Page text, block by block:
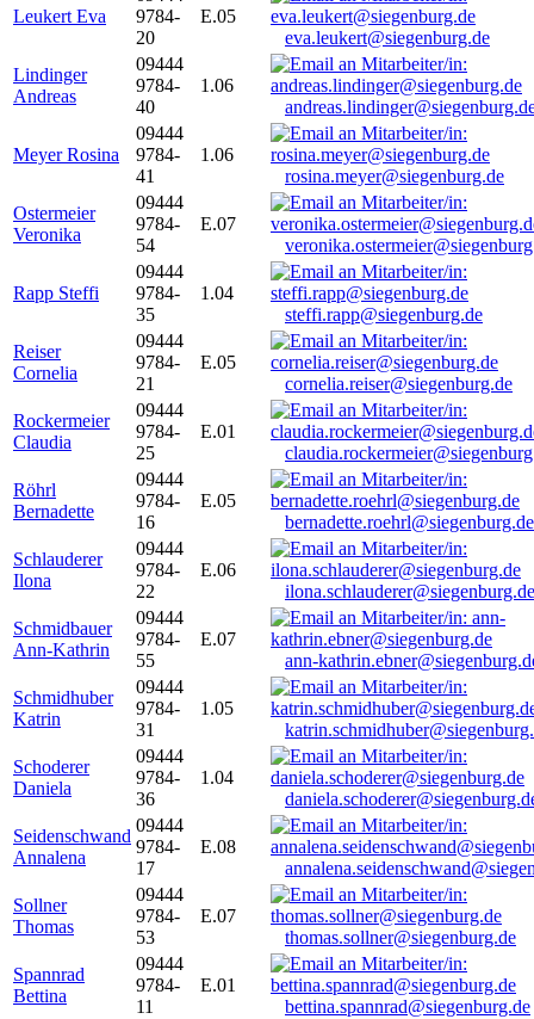
Leukert Eva
9784-
20
E.05
eva.leukert@siegenburg.de
Lindinger
Andreas
09444
9784-
40
1.06
Meyer Rosina
09444
9784-
41
1.06
rosina.meyer@siegenburg.de
Ostermeier
Veronika
09444
9784-
54
E.07
Rapp Steffi
09444
9784-
35
1.04
steffi.rapp@siegenburg.de
Reiser
Cornelia
09444
9784-
21
E.05
cornelia.reiser@siegenburg.de
Rockermeier
Claudia
09444
9784-
25
E.01
Röhrl
Bernadette
09444
9784-
16
E.05
bernadette.roehrl@siegenburg.de
Schlauderer
Ilona
09444
9784-
22
E.06
ilona.schlauderer@siegenburg.de
Schmidbauer
Ann-Kathrin
09444
9784-
55
E.07
ann-
Schmidhuber
Katrin
09444
9784-
31
1.05
Schoderer
Daniela
09444
9784-
36
1.04
Seidenschwand
Annalena
09444
9784-
17
E.08
Sollner
Thomas
09444
9784-
53
E.07
thomas.sollner@siegenburg.de
Spannrad
Bettina
09444
9784-
11
E.01
bettina.spannrad@siegenburg.de